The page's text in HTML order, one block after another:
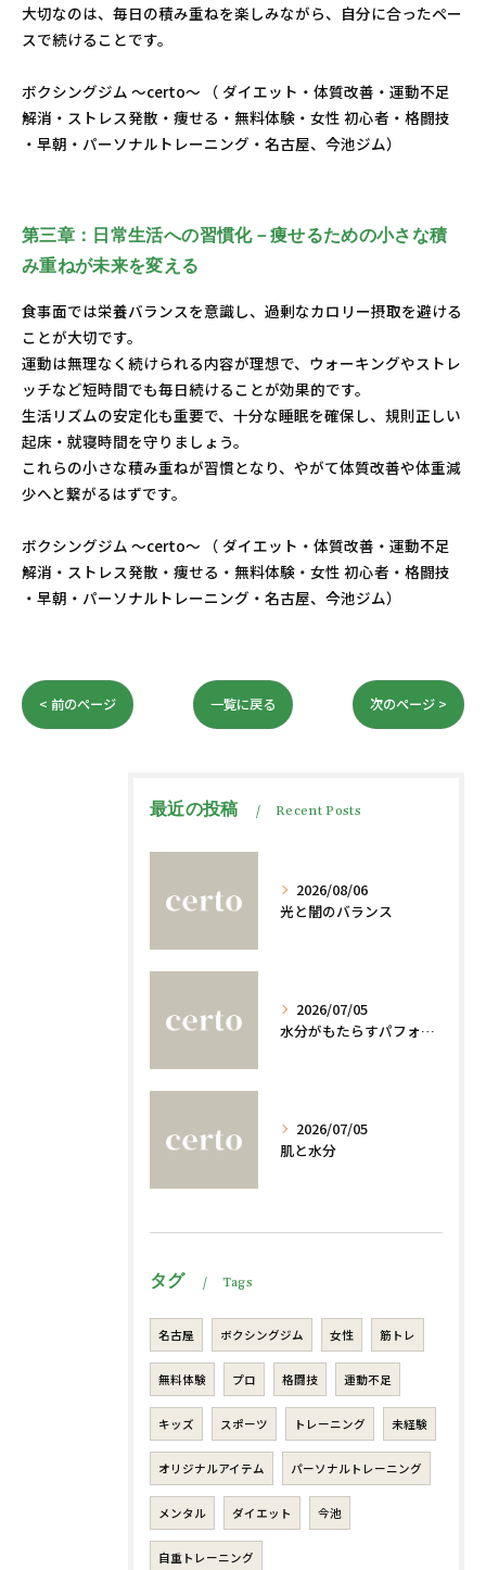
大切なのは、毎日の積み重ねを楽しみながら、自分に合ったペー
スで続けることです。
ボクシングジム ～certo～ （ ダイエット・体質改善・運動不足
解消・ストレス発散・痩せる・無料体験・女性 初心者・格闘技
・早朝・パーソナルトレーニング・名古屋、今池ジム）
第三章：日常生活への習慣化－痩せるための小さな積
み重ねが未来を変える
食事面では栄養バランスを意識し、過剰なカロリー摂取を避ける
ことが大切です。
運動は無理なく続けられる内容が理想で、ウォーキングやストレ
ッチなど短時間でも毎日続けることが効果的です。
生活リズムの安定化も重要で、十分な睡眠を確保し、規則正しい
起床・就寝時間を守りましょう。
これらの小さな積み重ねが習慣となり、やがて体質改善や体重減
少へと繋がるはずです。
ボクシングジム ～certo～ （ ダイエット・体質改善・運動不足
解消・ストレス発散・痩せる・無料体験・女性 初心者・格闘技
・早朝・パーソナルトレーニング・名古屋、今池ジム）
< 前のページ 一覧に戻る 次のページ >
最近の投稿 Recent Posts
2026/08/06
光と闇のバランス
2026/07/05
水分がもたらすパフォーマンスへの影響
2026/07/05
肌と水分
タグ Tags
名古屋 ボクシングジム 女性 筋トレ
無料体験 プロ 格闘技 運動不足
キッズ スポーツ トレーニング 未経験
オリジナルアイテム パーソナルトレーニング
メンタル ダイエット 今池
自重トレーニング